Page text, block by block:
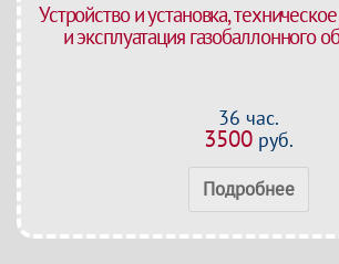
Устройство и установка,
и эксплуатация газобаллонного
36 час.
3500руб.
Подробнее